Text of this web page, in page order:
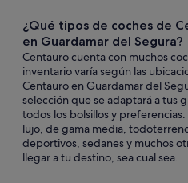
¿Qué tipos de coches de
en Guardamar del Segura?
Centauro cuenta con muchos
inventario varía según las
Centauro en Guardamar del
selección que se adaptará a tus
todos los bolsillos y
lujo, de gama media,
deportivos, sedanes y muchos
llegar a tu destino, sea cual sea.